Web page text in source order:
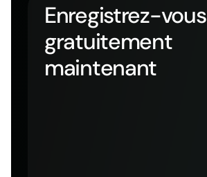
Enregistrez-vous
gratuitement
maintenant